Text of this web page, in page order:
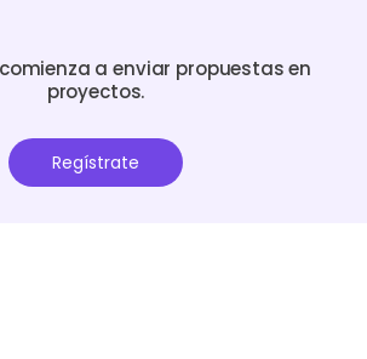
a enviar propuestas en
proyectos.
Regístrate